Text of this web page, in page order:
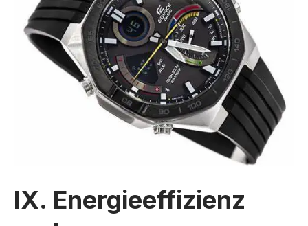
IX. Energieeffizienz